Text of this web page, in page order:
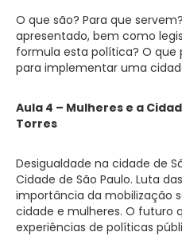
O que são? Para que
apresentado, bem como
formula esta política? O que
para implementar uma
Aula 4 – Mulheres e a
Torres
Desigualdade na cidade de
Cidade de São Paulo. Luta
importância da mobilização
cidade e mulheres. O futuro
experiências de políticas